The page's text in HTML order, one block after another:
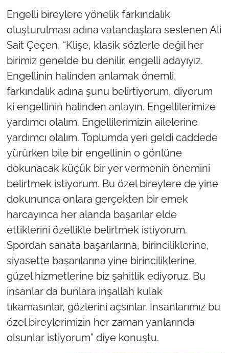
Engelli bireylere yönelik farkındalık
oluşturulması adına vatandaşlara seslenen Ali
Sait Çeçen, “Klişe, klasik sözlerle değil her
birimiz genelde bu denilir, engelli adayıyız.
Engellinin halinden anlamak önemli,
farkındalık adına şunu belirtiyorum, diyorum
ki engellinin halinden anlayın. Engellilerimize
yardımcı olalım. Engellilerimizin ailelerine
yardımcı olalım. Toplumda yeri geldi caddede
yürürken bile bir engellinin o gönlüne
dokunacak küçük bir yer vermenin önemini
belirtmek istiyorum. Bu özel bireylere de yine
dokununca onlara gerçekten bir emek
harcayınca her alanda başarılar elde
ettiklerini özellikle belirtmek istiyorum.
Spordan sanata başarılarına, birinciliklerine,
siyasette başarılarına yine birinciliklerine,
güzel hizmetlerine biz şahitlik ediyoruz. Bu
insanlar da bunlara inşallah kulak
tıkamasınlar, gözlerini açsınlar. İnsanlarımız bu
özel bireylerimizin her zaman yanlarında
olsunlar istiyorum” diye konuştu.